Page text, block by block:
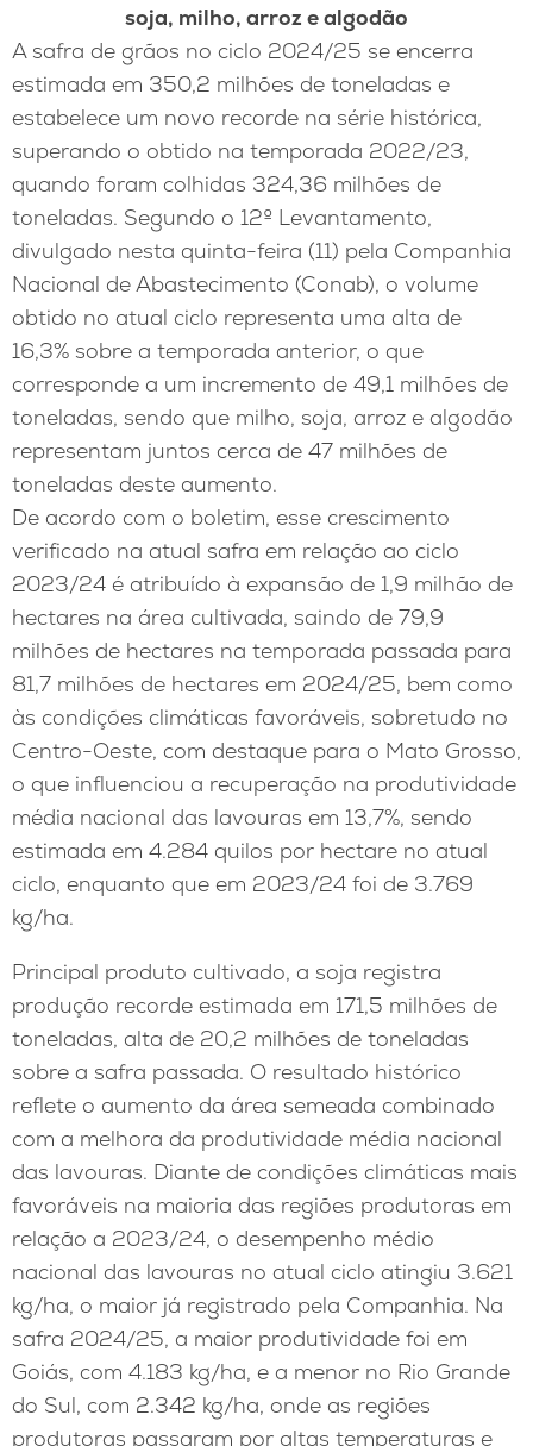
soja, milho, arroz e algodão
A safra de grãos no ciclo 2024/25 se encerra
estimada em 350,2 milhões de toneladas e
estabelece um novo recorde na série histórica,
superando o obtido na temporada 2022/23,
quando foram colhidas 324,36 milhões de
toneladas. Segundo o 12º Levantamento,
divulgado nesta quinta-feira (11) pela Companhia
Nacional de Abastecimento (Conab), o volume
obtido no atual ciclo representa uma alta de
16,3% sobre a temporada anterior, o que
corresponde a um incremento de 49,1 milhões de
toneladas, sendo que milho, soja, arroz e algodão
representam juntos cerca de 47 milhões de
toneladas deste aumento.
De acordo com o boletim, esse crescimento
verificado na atual safra em relação ao ciclo
2023/24 é atribuído à expansão de 1,9 milhão de
hectares na área cultivada, saindo de 79,9
milhões de hectares na temporada passada para
81,7 milhões de hectares em 2024/25, bem como
às condições climáticas favoráveis, sobretudo no
Centro-Oeste, com destaque para o Mato Grosso,
o que influenciou a recuperação na produtividade
média nacional das lavouras em 13,7%, sendo
estimada em 4.284 quilos por hectare no atual
ciclo, enquanto que em 2023/24 foi de 3.769
kg/ha.
Principal produto cultivado, a soja registra
produção recorde estimada em 171,5 milhões de
toneladas, alta de 20,2 milhões de toneladas
sobre a safra passada. O resultado histórico
reflete o aumento da área semeada combinado
com a melhora da produtividade média nacional
das lavouras. Diante de condições climáticas mais
favoráveis na maioria das regiões produtoras em
relação a 2023/24, o desempenho médio
nacional das lavouras no atual ciclo atingiu 3.621
kg/ha, o maior já registrado pela Companhia. Na
safra 2024/25, a maior produtividade foi em
Goiás, com 4.183 kg/ha, e a menor no Rio Grande
do Sul, com 2.342 kg/ha, onde as regiões
produtoras passaram por altas temperaturas e